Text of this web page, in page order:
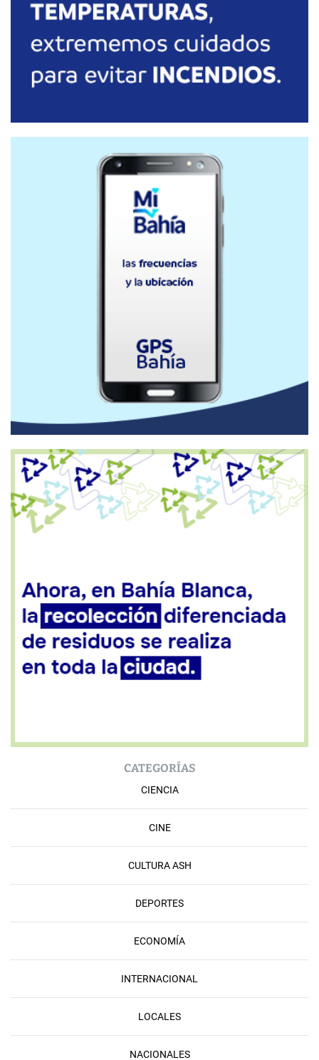
CATEGORÍAS
CIENCIA
CINE
CULTURA ASH
DEPORTES
ECONOMÍA
INTERNACIONAL
LOCALES
NACIONALES